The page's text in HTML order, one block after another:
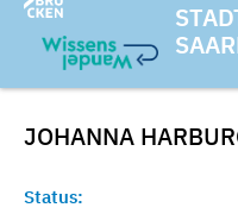
JOHANNA
Status: